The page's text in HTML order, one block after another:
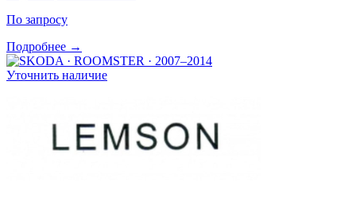
По запросу
Подробнее →
Уточнить наличие